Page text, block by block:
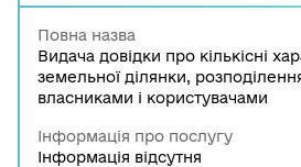
Повна назва
Видача довідки про кількісні
земельної ділянки,
власниками і користувачами
Інформація про послугу
Інформація відсутня